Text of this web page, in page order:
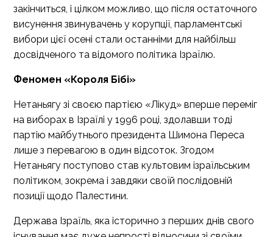
закінчиться, і цілком можливо, що після остаточного
висунення звинувачень у корупції, парламентські
вибори цієї осені стали останніми для найбільш
досвідченого та відомого політика Ізраїлю.
Феномен «Короля Бібі»
Нетаньягу зі своєю партією «Лікуд» вперше переміг
на виборах в Ізраїлі у 1996 році, здолавши тоді
партію майбутнього президента Шимона Переса
лише з перевагою в один відсоток. Згодом
Нетаньягу поступово став культовим ізраїльським
політиком, зокрема і завдяки своїй послідовній
позиції щодо Палестини.
Держава Ізраїль, яка історично з перших днів свого